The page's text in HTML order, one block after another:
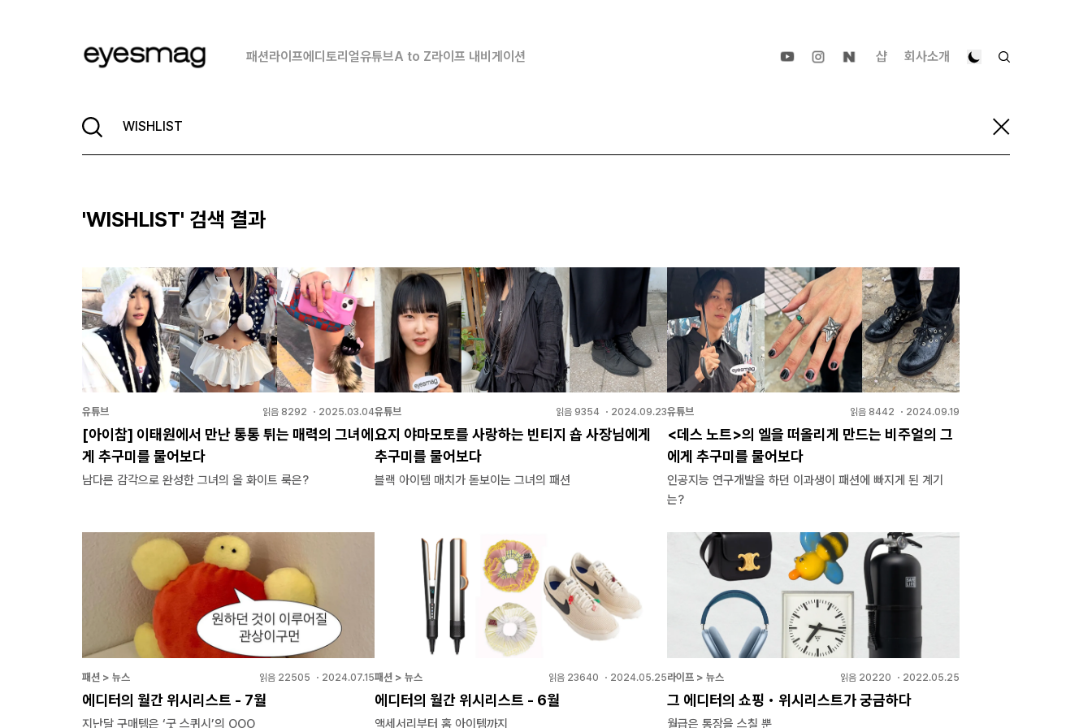
패션라이프에디토리얼유튜브A to Z라이프 내비게이션 샵 회사소개
'WISHLIST' 검색 결과
유튜브 읽음 8292 ・ 2025.03.04
[아이참] 이태원에서 만난 통통 튀는 매력의 그녀에
게 추구미를 물어보다
남다른 감각으로 완성한 그녀의 올 화이트 룩은?
유튜브 읽음 9354・ 2024.09.23
요지 야마모토를 사랑하는 빈티지 숍 사장님에게
추구미를 물어보다
블랙 아이템 매치가 돋보이는 그녀의 패션
유튜브 읽음 8442 ・ 2024.09.19
<데스 노트>의 엘을 떠올리게 만드는 비주얼의 그
에게 추구미를 물어보다
인공지능 연구개발을 하던 이과생이 패션에 빠지게 된 계기
는?
패션 > 뉴스 읽음 22505 ・ 2024.07.15
에디터의 월간 위시리스트 - 7월
지난달 구매템은 ‘굿 스퀴시’의 OOO
패션 > 뉴스 읽음 23640 ・ 2024.05.25
에디터의 월간 위시리스트 - 6월
액세서리부터 홈 아이템까지
라이프 > 뉴스 읽음 20220 ・ 2022.05.25
그 에디터의 쇼핑・위시리스트가 궁금하다
월급은 통장을 스칠 뿐